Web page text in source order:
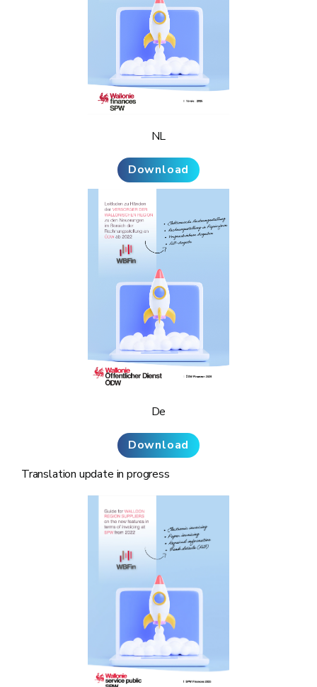
NL
Download
De
Download
Translation update in progress